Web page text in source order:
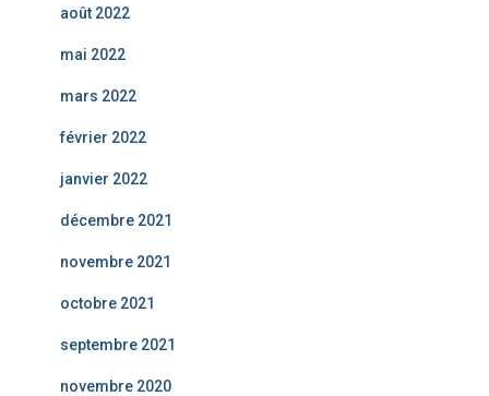
août 2022
mai 2022
mars 2022
février 2022
janvier 2022
décembre 2021
novembre 2021
octobre 2021
septembre 2021
novembre 2020